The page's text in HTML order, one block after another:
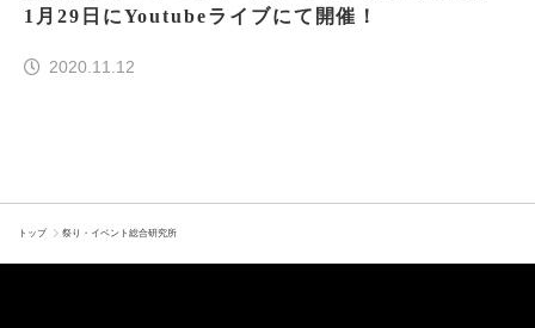
1月29日にYoutubeライブにて開催！
2020.11.12
トップ 祭り・イベント総合研究所